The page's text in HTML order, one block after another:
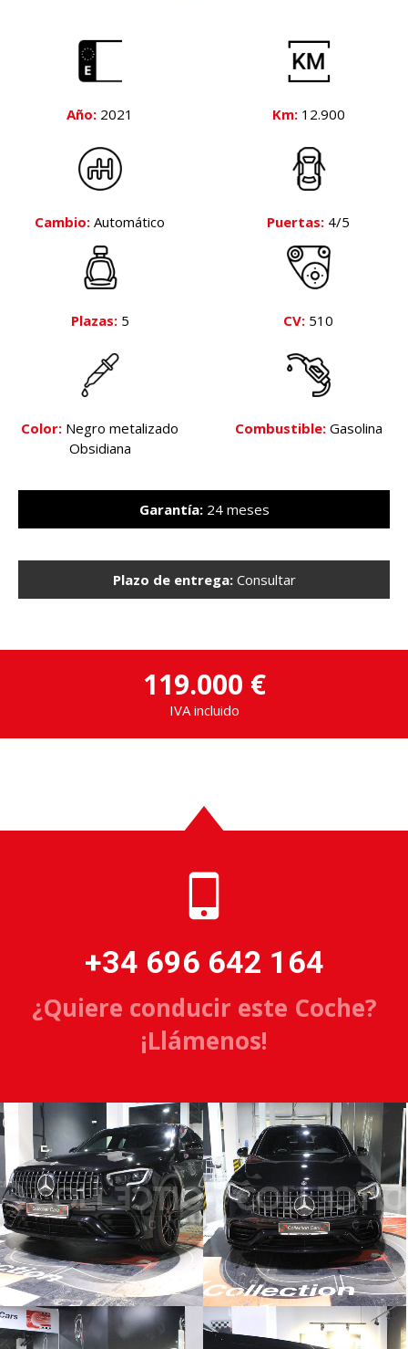
Año: 2021 Km: 12.900
Cambio: Automático Puertas: 4/5
Plazas:5 CV: 510
Color: Negro metalizado
Obsidiana
Combustible:Gasolina
Garantía:24 meses
Plazo de entrega:Consultar
119.000 €
IVA incluido
+34 696 642 164
¿Quiere conducir este Coche?
¡Llámenos!